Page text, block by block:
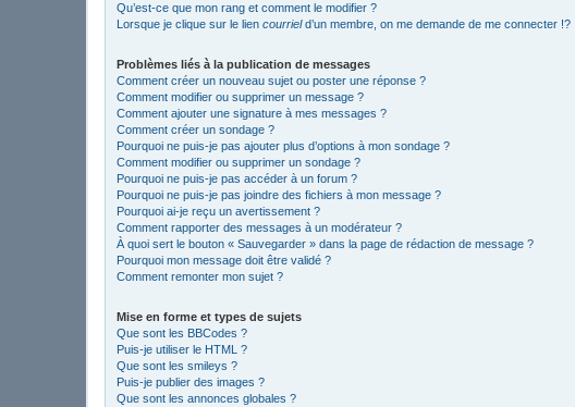
Qu’est-ce que mon rang et comment le modifier ?
Lorsque je clique sur le lien courrield’un membre, on me demande de me connecter !?
Problèmes liés à la publication de messages
Comment créer un nouveau sujet ou poster une réponse ?
Comment modifier ou supprimer un message ?
Comment ajouter une signature à mes messages ?
Comment créer un sondage ?
Pourquoi ne puis-je pas ajouter plus d’options à mon sondage ?
Comment modifier ou supprimer un sondage ?
Pourquoi ne puis-je pas accéder à un forum ?
Pourquoi ne puis-je pas joindre des fichiers à mon message ?
Pourquoi ai-je reçu un avertissement ?
Comment rapporter des messages à un modérateur ?
À quoi sert le bouton « Sauvegarder » dans la page de rédaction de message ?
Pourquoi mon message doit être validé ?
Comment remonter mon sujet ?
Mise en forme et types de sujets
Que sont les BBCodes ?
Puis-je utiliser le HTML ?
Que sont les smileys ?
Puis-je publier des images ?
Que sont les annonces globales ?